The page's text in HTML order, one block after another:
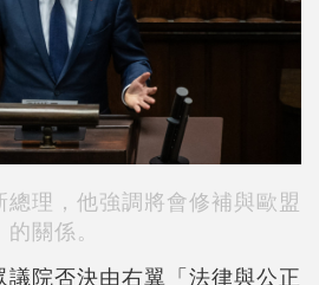
理，他強調將會修補與歐盟
的關係。
議院否決由右翼「法律與公正